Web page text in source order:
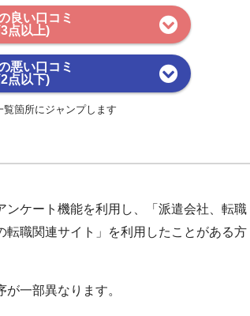
良い口コミ
点以上)
悪い口コミ
点以下)
箇所にジャンプします
ンケート機能を利用し、「派遣会社、転職
職関連サイト」を利用したことがある方
一部異なります。